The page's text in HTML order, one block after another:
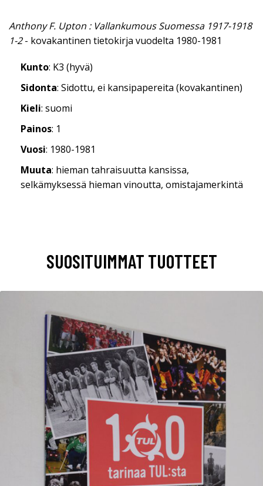
Anthony F. Upton : Vallankumous Suomessa 1917-1918
1-2- kovakantinen tietokirja vuodelta 1980-1981
Kunto: K3 (hyvä)
Sidonta: Sidottu, ei kansipapereita (kovakantinen)
Kieli: suomi
Painos: 1
Vuosi: 1980-1981
Muuta: hieman tahraisuutta kansissa,
selkämyksessä hieman vinoutta, omistajamerkintä
SUOSITUIMMAT TUOTTEET